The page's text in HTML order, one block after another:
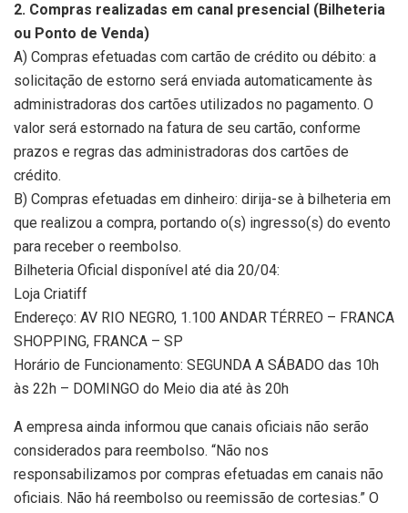
2. Compras realizadas em canal presencial (Bilheteria
ou Ponto de Venda)
A) Compras efetuadas com cartão de crédito ou débito: a
solicitação de estorno será enviada automaticamente às
administradoras dos cartões utilizados no pagamento. O
valor será estornado na fatura de seu cartão, conforme
prazos e regras das administradoras dos cartões de
crédito.
B) Compras efetuadas em dinheiro: dirija-se à bilheteria em
que realizou a compra, portando o(s) ingresso(s) do evento
para receber o reembolso.
Bilheteria Oficial disponível até dia 20/04:
Loja Criatiff
Endereço: AV RIO NEGRO, 1.100 ANDAR TÉRREO – FRANCA
SHOPPING, FRANCA – SP
Horário de Funcionamento: SEGUNDA A SÁBADO das 10h
às 22h – DOMINGO do Meio dia até às 20h
A empresa ainda informou que canais oficiais não serão
considerados para reembolso. “Não nos
responsabilizamos por compras efetuadas em canais não
oficiais. Não há reembolso ou reemissão de cortesias.” O